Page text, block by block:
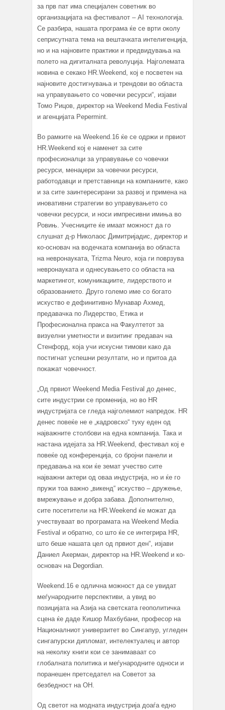
за прв пат има специјален советник во
организацијата на фестивалот – AI технологија.
Се разбира, нашата програма ќе се врти околу
сеприсутната тема на вештачката интелигенција,
но и на најновите практики и предвидувања на
полето на дигиталната револуција. Најголемата
новина е секако HR.Weekend, кој е посветен на
најновите достигнувања и трендови во областа
на управувањето со човечки ресурси“, изјави
Томо Рицов, директор на Weekend Media Festival
и агенцијата Pepermint.
Во рамките на Weekend.16 ќе се одржи и првиот
HR.Weekend кој е наменет за сите
професионалци за управување со човечки
ресурси, менаџери за човечки ресурси,
работодавци и претставници на компаниите, како
и за сите заинтересирани за развој и примена на
иновативни стратегии во управувањето со
човечки ресурси, и носи импресивни имиња во
Ровињ. Учесниците ќе имаат можност да го
слушнат д-р Николаос Димитријадис, директор и
ко-основач на водечката компанија во областа
на невронауката, Trizma Neuro, која ги поврзува
невронауката и однесувањето со областа на
маркетингот, комуникациите, лидерството и
образованието. Друго големо име со богато
искуство е дефинитивно Мунавар Ахмед,
предавачка по Лидерство, Етика и
Професионална пракса на Факултетот за
визуелни уметности и визитинг предавач на
Стенфорд, која учи искусни тимови како да
постигнат успешни резултати, но и притоа да
покажат човечност.
„Од првиот Weekend Media Festival до денес,
сите индустрии се променија, но во HR
индустријата се гледа најголемиот напредок. HR
денес повеќе не е „кадровско“ туку еден од
најважните столбови на една компанија. Така и
настана идејата за HR.Weekend, фестивал кој е
повеќе од конференција, со бројни панели и
предавања на кои ќе земат учество сите
најважни актери од оваа индустрија, но и ќе го
пружи тоа важно „викенд“ искуство – дружење,
вмрежување и добра забава. Дополнително,
сите посетители на HR.Weekend ќе можат да
учествуваат во програмата на Weekend Media
Festival и обратно, со што ќе се интегрира HR,
што беше нашата цел од првиот ден“, изјави
Даниел Акерман, директор на HR.Weekend и ко-
основач на Degordian.
Weekend.16 е одлична можност да се увидат
меѓународните перспективи, а увид во
позицијата на Азија на светската геополитичка
сцена ќе даде Кишор Махбубани, професор на
Националниот универзитет во Сингапур, угледен
сингапурски дипломат, интелектуалец и автор
на неколку книги кои се занимаваат со
глобалната политика и меѓународните односи и
поранешен претседател на Советот за
безбедност на ОН.
Од светот на модната индустрија доаѓа едно